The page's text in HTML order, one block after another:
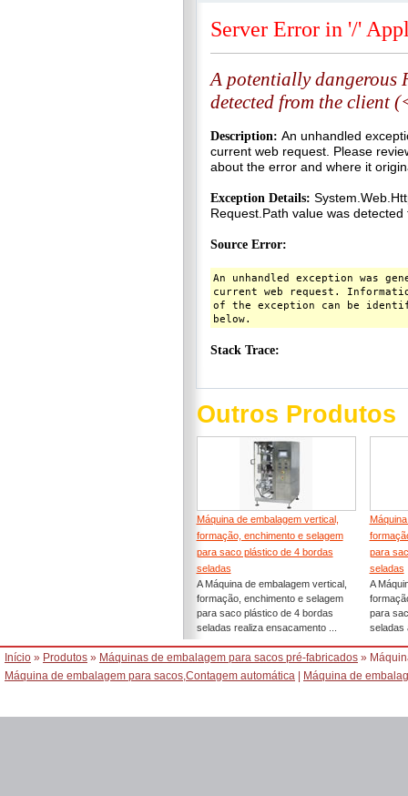
Outros Produtos
Máquina de embalagem vertical,
formação, enchimento e selagem
para saco plástico de 4 bordas
seladas
A Máquina de embalagem vertical,
formação, enchimento e selagem
para saco plástico de 4 bordas
seladas realiza ensacamento ...
para
seladas
A
para
seladas
Início » Produtos » Máquinas de embalagem para sacos pré-fabricados »
Máquina de embalagem para sacos,Contagem automática
Máquina de